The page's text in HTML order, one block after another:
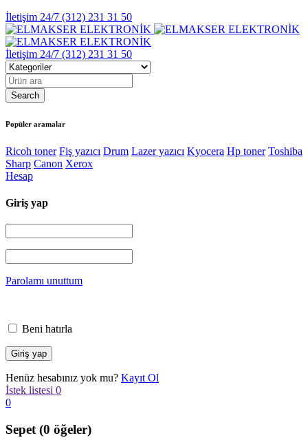
İletişim 24/7 (312) 231 31 50
İletişim 24/7 (312) 231 31 50
Popüler aramalar
Ricoh toner Fiş yazıcı Drum Lazer yazıcı Kyocera Hp toner Toshiba
Sharp Canon Xerox
Hesap
Giriş yap
Parolamı unuttum
Beni hatırla
Henüz hesabınız yok mu? Kayıt Ol
İstek listesi 0
0
Sepet (0 öğeler)